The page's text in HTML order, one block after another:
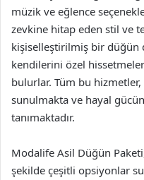
müzik ve eğlence
zevkine hitap eden stil ve
kişiselleştirilmiş bir düğün
kendilerini özel
bulurlar. Tüm bu
sunulmakta ve hayal
tanımaktadır.
Modalife Asil Düğün
şekilde çeşitli opsiyonlar